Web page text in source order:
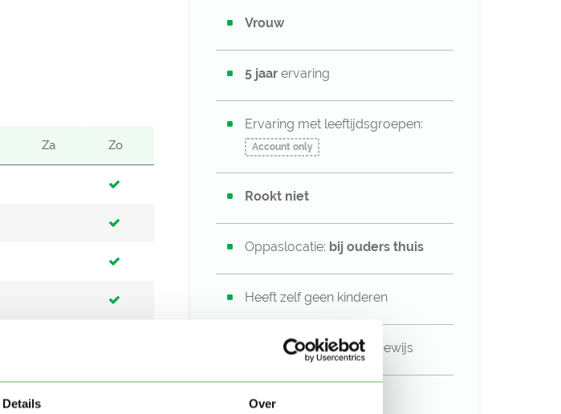
Details Over
Vrouw
5 jaar ervaring
Ervaring met leeftijdsgroepen:
Account only
Rookt niet
Oppaslocatie: bij ouders thuis
Heeft zelf geen kinderen
Niet in bezit van een rijbewijs
Geen auto beschikbaar
Za Zo